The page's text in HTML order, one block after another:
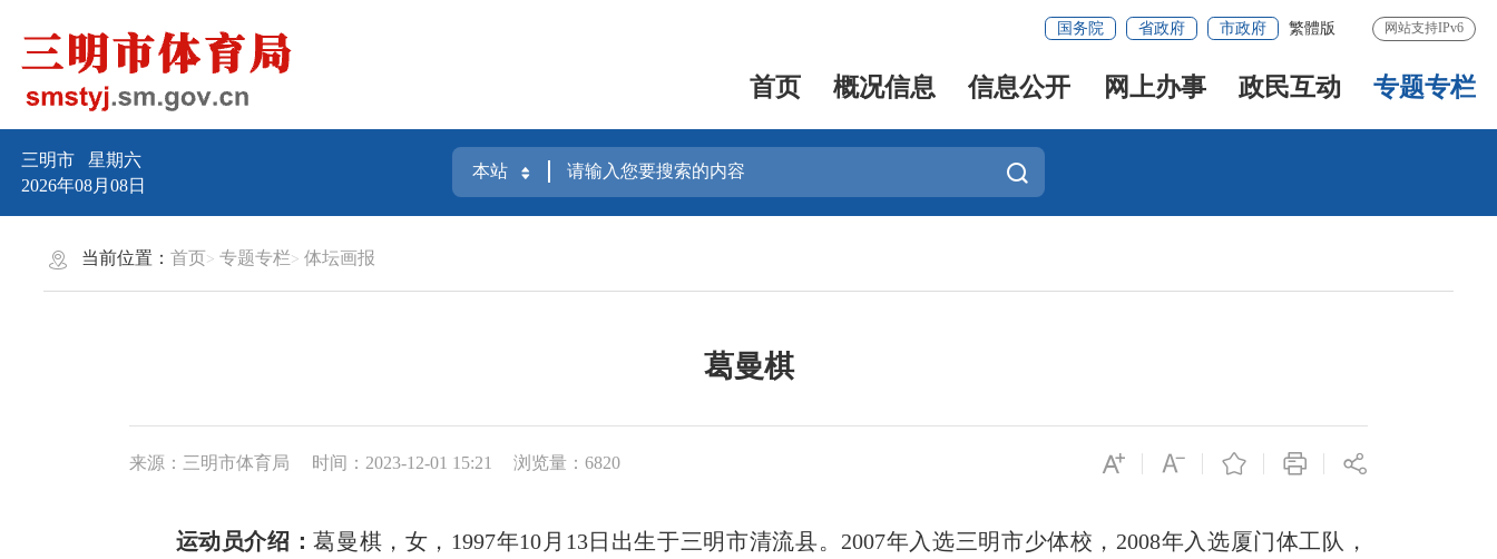
国务院 省政府 市政府 繁體版 网站支持IPv6
首页 概况信息 信息公开 网上办事 政民互动 专题专栏
三明市星期六
2026年08月08日
当前位置：首页 专题专栏 体坛画报
葛曼棋
来源：三明市体育局 时间：2023-12-01 15:21 浏览量：6820
运动员介绍：葛曼棋，女，1997年10月13日出生于三明市清流县。2007年入选三明市少体校，2008年入选厦门体工队，